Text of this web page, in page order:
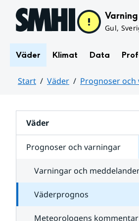
Hoppa till sidans innehåll Varning
Gul,
Väder Klimat Data
Start Väder Prognoser
Väder
Prognoser och varningar
Varningar och
Väderprognos
Meteorologens kommentar